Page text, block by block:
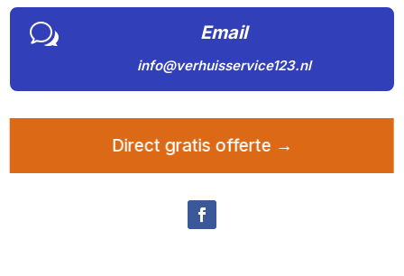
w Email
info@verhuisservice123.nl
Direct gratis offerte →